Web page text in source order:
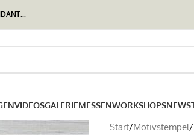
VIDEOSGALERIEMESSENWORKSHOPS
Start/Motivstempel/